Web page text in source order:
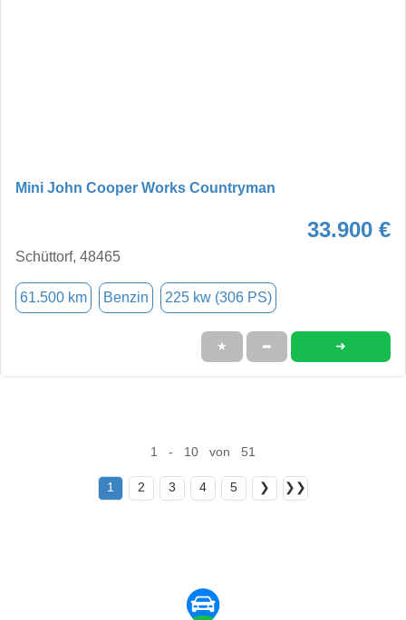
Mini John Cooper Works Countryman
33.900 €
Schüttorf, 48465
61.500 km Benzin 225 kw (306 PS)
★ ➦ ➜
1 - 10 von 51
1 2 3 4 5 ❯ ❯❯